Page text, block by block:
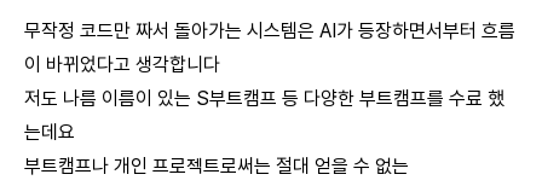
무작정 코드만 짜서 돌아가는 시스템은 AI가 등장하면서부터 흐름
이 바뀌었다고 생각합니다
저도 나름 이름이 있는 S부트캠프 등 다양한 부트캠프를 수료 했
는데요
부트캠프나 개인 프로젝트로써는 절대 얻을 수 없는